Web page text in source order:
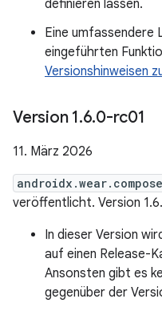
definieren lassen.
Eine umfassendere
eingeführten
Versionshinweisen
Version 1.6.0-rc01
11. März 2026
veröffentlicht. Version
In dieser Version
auf einen Release-
Ansonsten gibt es
gegenüber der